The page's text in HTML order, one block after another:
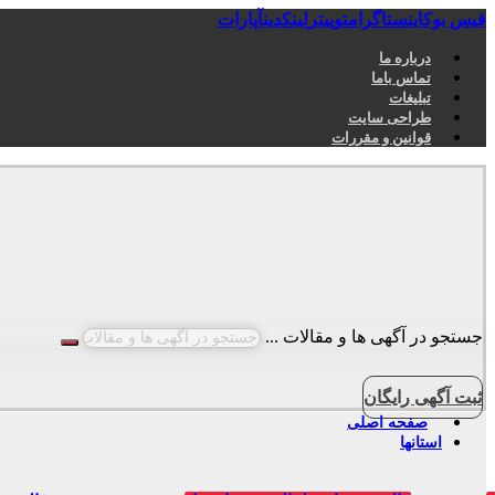
فیس بوکاینستاگرامتوییتر لینکدینآپارات
درباره ما
تماس باما
تبلیغات
طراحی سایت
قوانین و مقررات
جستجو در آگهی ها و مقالات ...
ثبت آگهی رایگان
صفحه اصلی
استانها